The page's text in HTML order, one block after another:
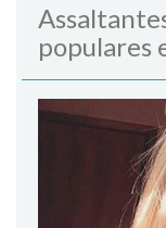
populares